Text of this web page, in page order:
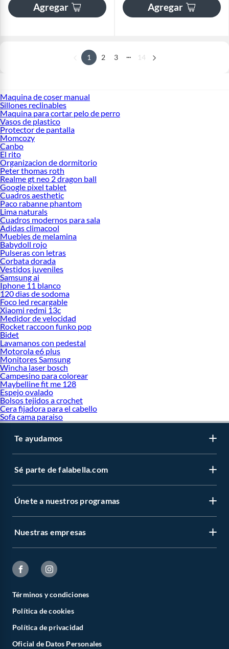
Agregar Agregar
1 2 3 ... 14
Maquina de coser manual
Sillones reclinables
Maquina para cortar pelo de perro
Vasos de plastico
Protector de pantalla
Momcozy
Canbo
El rito
Organizacion de dormitorio
Peter thomas roth
Realme gt neo 2 dragon ball
Google pixel tablet
Cuadros aesthetic
Paco rabanne phantom
Lima naturals
Cuadros modernos para sala
Adidas climacool
Muebles de melamina
Babydoll rojo
Pulseras con letras
Corbata dorada
Vestidos juveniles
Samsung ai
Iphone 11 blanco
120 dias de sodoma
Foco led recargable
Xiaomi redmi 13c
Medidor de velocidad
Rocket raccoon funko pop
Bidet
Lavamanos con pedestal
Motorola e6 plus
Monitores Samsung
Wincha laser bosch
Campesino para colorear
Maybelline fit me 128
Espejo ovalado
Bolsos tejidos a crochet
Cera fijadora para el cabello
Sofa cama paraiso
Te ayudamos
Sé parte de falabella.com
Únete a nuestros programas
Nuestras empresas
Términos y condiciones
Política de cookies
Política de privacidad
Oficial de Datos Personales